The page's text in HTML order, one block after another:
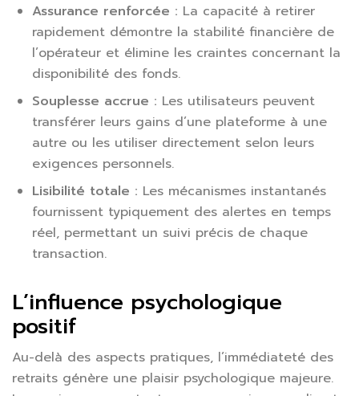
Assurance renforcée : La capacité à retirer
rapidement démontre la stabilité financière de
l’opérateur et élimine les craintes concernant la
disponibilité des fonds.
Souplesse accrue : Les utilisateurs peuvent
transférer leurs gains d’une plateforme à une
autre ou les utiliser directement selon leurs
exigences personnels.
Lisibilité totale : Les mécanismes instantanés
fournissent typiquement des alertes en temps
réel, permettant un suivi précis de chaque
transaction.
L’influence psychologique
positif
Au-delà des aspects pratiques, l’immédiateté des
retraits génère une plaisir psychologique majeure.